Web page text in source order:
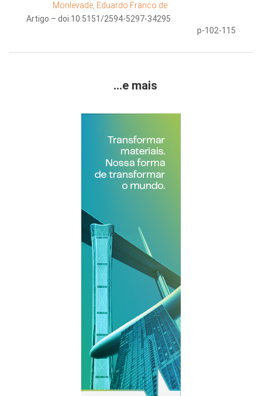
Monlevade, Eduardo Franco de
Artigo – doi 10.5151/2594-5297-34295
p-102-115
...e mais